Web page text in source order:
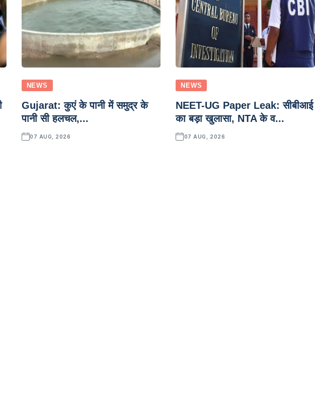
NEWS
Gujarat: कुएं के पानी में समुद्र के
पानी सी हलचल,...
07 AUG, 2026
NEWS
NEET-UG Paper Leak: सीबीआई
का बड़ा खुलासा, NTA के व...
07 AUG, 2026